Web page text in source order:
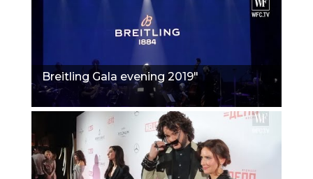
Breitling Gala evening 2019"